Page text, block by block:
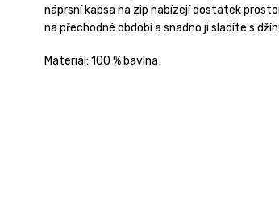
náprsní kapsa na zip nabízejí dostatek
na přechodné období a snadno ji sladíte s
Materiál: 100 % bavlna